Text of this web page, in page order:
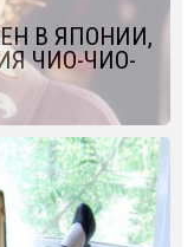
В ЯПОНИИ,
ЧИО-ЧИО-